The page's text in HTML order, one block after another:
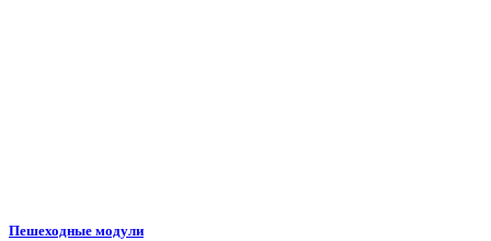
Пешеходные модули